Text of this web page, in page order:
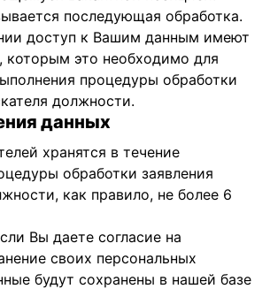
последующая обработка.
доступ к Вашим данным имеют
которым это необходимо для
процедуры обработки
должности.
данных
хранятся в течение
обработки заявления
как правило, не более 6
Вы даете согласие на
своих персональных
будут сохранены в нашей базе